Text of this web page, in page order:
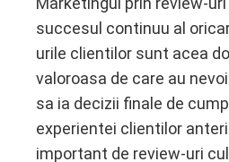
succesul continuu al
urile clientilor sunt acea
valoroasa de care au
sa ia decizii finale de
experientei clientilor
important de review-uri